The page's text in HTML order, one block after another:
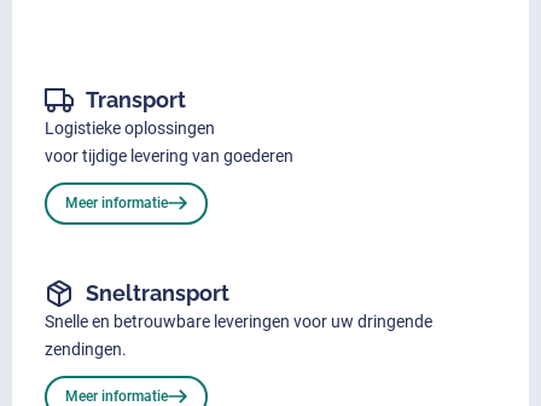
Transport
Logistieke oplossingen
voor tijdige levering van goederen
Meer informatie
Sneltransport
Snelle en betrouwbare leveringen voor uw dringende
zendingen.
Meer informatie